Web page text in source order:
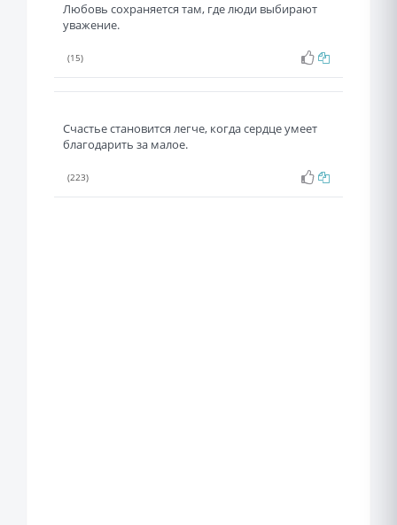
Любовь сохраняется там, где люди выбирают
уважение.
(15)
Счастье становится легче, когда сердце умеет
благодарить за малое.
(223)